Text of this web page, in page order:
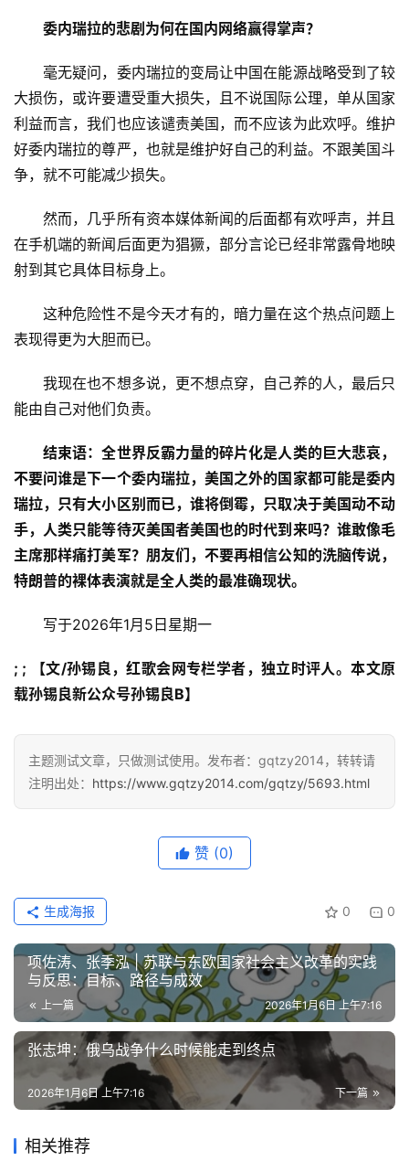
委内瑞拉的悲剧为何在国内网络赢得掌声？
毫无疑问，委内瑞拉的变局让中国在能源战略受到了较
大损伤，或许要遭受重大损失，且不说国际公理，单从国家
利益而言，我们也应该谴责美国，而不应该为此欢呼。维护
好委内瑞拉的尊严，也就是维护好自己的利益。不跟美国斗
争，就不可能减少损失。
然而，几乎所有资本媒体新闻的后面都有欢呼声，并且
在手机端的新闻后面更为猖獗，部分言论已经非常露骨地映
射到其它具体目标身上。
这种危险性不是今天才有的，暗力量在这个热点问题上
表现得更为大胆而已。
我现在也不想多说，更不想点穿，自己养的人，最后只
能由自己对他们负责。
结束语：全世界反霸力量的碎片化是人类的巨大悲哀，
不要问谁是下一个委内瑞拉，美国之外的国家都可能是委内
瑞拉，只有大小区别而已，谁将倒霉，只取决于美国动不动
手，人类只能等待灭美国者美国也的时代到来吗？谁敢像毛
主席那样痛打美军？朋友们，不要再相信公知的洗脑传说，
特朗普的裸体表演就是全人类的最准确现状。
写于2026年1月5日星期一
; ; 【文/孙锡良，红歌会网专栏学者，独立时评人。本文原
载孙锡良新公众号孙锡良B】
主题测试文章，只做测试使用。发布者：gqtzy2014，转转请
注明出处： https://www.gqtzy2014.com/gqtzy/5693.html
赞 (0)
0 0
生成海报
项佐涛、张季泓 | 苏联与东欧国家社会主义改革的实践
与反思：目标、路径与成效
上一篇 2026年1月6日 上午7:16
张志坤：俄乌战争什么时候能走到终点
下一篇
2026年1月6日 上午7:16
相关推荐